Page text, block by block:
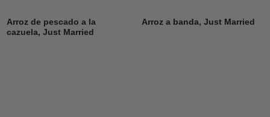
Arroz de pescado a la
cazuela, Just Married
Arroz a banda, Just Married